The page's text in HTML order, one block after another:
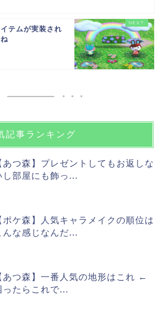
テムが実装され
記事ランキング
あつ森】プレゼントしてもお返しな
し部屋にも飾っ...
ポケ森】人気キャラメイクの順位は
んな感じなんだ...
あつ森】一番人気の地形はこれ ←
ったらこれで...